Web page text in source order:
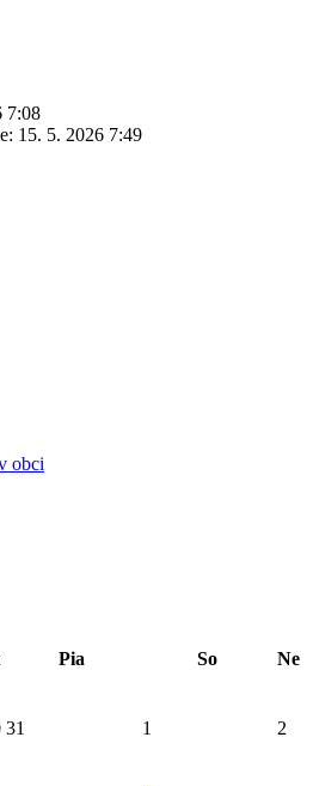
7:08
15. 5. 2026 7:49
obci
Pia So Ne
31 1 2